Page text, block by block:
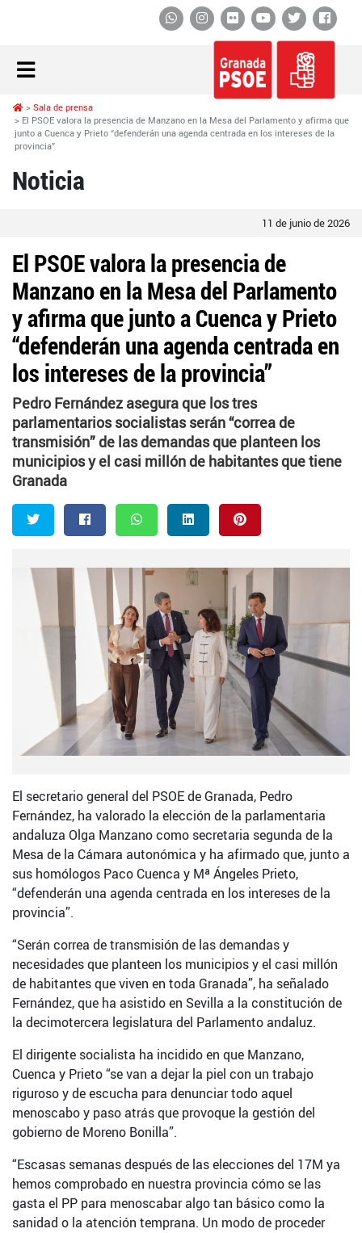
Twitter
YouTube
Flickr
Instagram
Whatsapp
Sala de prensa
El PSOE valora la presencia de Manzano en la Mesa del Parlamento y afirma que
junto a Cuenca y Prieto “defenderán una agenda centrada en los intereses de la
provincia”
Noticia
11 de junio de 2026
El PSOE valora la presencia de
Manzano en la Mesa del Parlamento
y afirma que junto a Cuenca y Prieto
“defenderán una agenda centrada en
los intereses de la provincia”
Pedro Fernández asegura que los tres
parlamentarios socialistas serán “correa de
transmisión” de las demandas que planteen los
municipios y el casi millón de habitantes que tiene
Granada
Twitter Facebook Whatsapp LinkedIn
El secretario general del PSOE de Granada, Pedro
Fernández, ha valorado la elección de la parlamentaria
andaluza Olga Manzano como secretaria segunda de la
Mesa de la Cámara autonómica y ha afirmado que, junto a
sus homólogos Paco Cuenca y Mª Ángeles Prieto,
“defenderán una agenda centrada en los intereses de la
provincia”.
“Serán correa de transmisión de las demandas y
necesidades que planteen los municipios y el casi millón
de habitantes que viven en toda Granada”, ha señalado
Fernández, que ha asistido en Sevilla a la constitución de
la decimotercera legislatura del Parlamento andaluz.
El dirigente socialista ha incidido en que Manzano,
Cuenca y Prieto “se van a dejar la piel con un trabajo
riguroso y de escucha para denunciar todo aquel
menoscabo y paso atrás que provoque la gestión del
gobierno de Moreno Bonilla”.
“Escasas semanas después de las elecciones del 17M ya
hemos comprobado en nuestra provincia cómo se las
gasta el PP para menoscabar algo tan básico como la
sanidad o la atención temprana. Un modo de proceder